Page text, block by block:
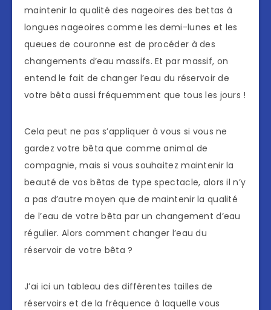
maintenir la qualité des nageoires des bettas à
longues nageoires comme les demi-lunes et les
queues de couronne est de procéder à des
changements d’eau massifs. Et par massif, on
entend le fait de changer l’eau du réservoir de
votre bêta aussi fréquemment que tous les jours !
Cela peut ne pas s’appliquer à vous si vous ne
gardez votre bêta que comme animal de
compagnie, mais si vous souhaitez maintenir la
beauté de vos bêtas de type spectacle, alors il n’y
a pas d’autre moyen que de maintenir la qualité
de l’eau de votre bêta par un changement d’eau
régulier. Alors comment changer l’eau du
réservoir de votre bêta ?
J’ai ici un tableau des différentes tailles de
réservoirs et de la fréquence à laquelle vous